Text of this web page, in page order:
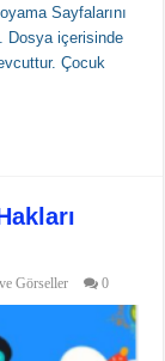
Sayfalarını
Dosya içerisinde
Çocuk
Görseller 0